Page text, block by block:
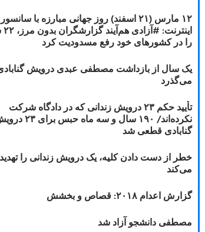
۱۲ مارس (۲۱ اسفند) روز جهانی مبارزه با
را در کشورهای خود رفع مسدودیت کرد
یک سال از بازداشت مصطفی عبدی درویش
می‌گذرد
تأیید حکم ۲۳ درویش زندانی که در دادگاه شرکت
نکرده‌اند/ ۱۹۰ سال و سه ماه حبس
گنابادی قطعی شد
خطر از دست دادن کلیه، یک درویش زندانی را تهدید
می‌کند
گزارش اعدام ۲۰۱۸: قصاص و بخشش
مصطفی دانشجو آزاد شد